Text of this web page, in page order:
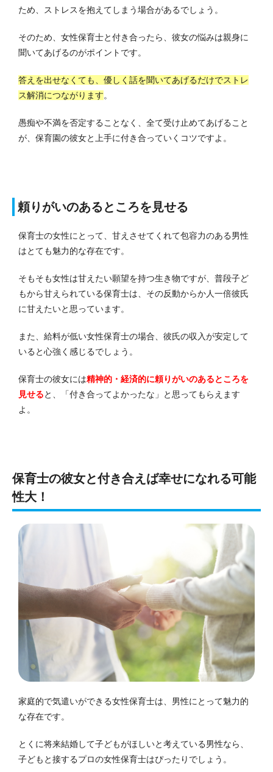
ため、ストレスを抱えてしまう場合があるでしょう。
そのため、女性保育士と付き合ったら、彼女の悩みは親身に
聞いてあげるのがポイントです。
答えを出せなくても、優しく話を聞いてあげるだけでストレ
ス解消につながります。
愚痴や不満を否定することなく、全て受け止めてあげること
が、保育園の彼女と上手に付き合っていくコツですよ。
頼りがいのあるところを見せる
保育士の女性にとって、甘えさせてくれて包容力のある男性
はとても魅力的な存在です。
そもそも女性は甘えたい願望を持つ生き物ですが、普段子ど
もから甘えられている保育士は、その反動からか人一倍彼氏
に甘えたいと思っています。
また、給料が低い女性保育士の場合、彼氏の収入が安定して
いると心強く感じるでしょう。
保育士の彼女には精神的・経済的に頼りがいのあるところを
見せると、「付き合ってよかったな」と思ってもらえます
よ。
保育士の彼女と付き合えば幸せになれる可能
性大！
家庭的で気遣いができる女性保育士は、男性にとって魅力的
な存在です。
とくに将来結婚して子どもがほしいと考えている男性なら、
子どもと接するプロの女性保育士はぴったりでしょう。